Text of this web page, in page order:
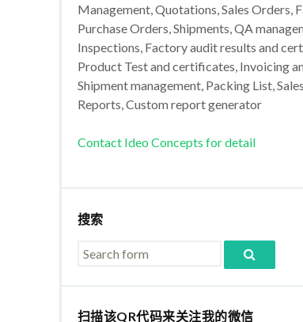
Management, Quotations, Sales Orders,
Purchase Orders, Shipments, QA
Inspections, Factory audit results and
Product Test and certificates, Invoicing
Shipment management, Packing List,
Reports, Custom report generator
Contact Ideo Concepts for detail
搜索
扫描该QR代码来关注我的微信